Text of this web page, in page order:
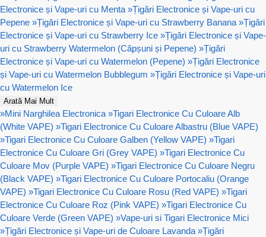
Electronice și Vape-uri cu Menta »Țigări Electronice și Vape-uri cu
Pepene »Țigări Electronice și Vape-uri cu Strawberry Banana »Țigări
Electronice și Vape-uri cu Strawberry Ice »Țigări Electronice și Vape-
uri cu Strawberry Watermelon (Căpșuni și Pepene) »Țigări
Electronice și Vape-uri cu Watermelon (Pepene) »Țigări Electronice
și Vape-uri cu Watermelon Bubblegum »Țigări Electronice și Vape-uri
cu Watermelon Ice
Arată Mai Mult
»Mini Narghilea Electronica »Tigari Electronice Cu Culoare Alb
(White VAPE) »Tigari Electronice Cu Culoare Albastru (Blue VAPE)
»Tigari Electronice Cu Culoare Galben (Yellow VAPE) »Tigari
Electronice Cu Culoare Gri (Grey VAPE) »Tigari Electronice Cu
Culoare Mov (Purple VAPE) »Tigari Electronice Cu Culoare Negru
(Black VAPE) »Tigari Electronice Cu Culoare Portocaliu (Orange
VAPE) »Tigari Electronice Cu Culoare Rosu (Red VAPE) »Tigari
Electronice Cu Culoare Roz (Pink VAPE) »Tigari Electronice Cu
Culoare Verde (Green VAPE) »Vape-uri si Tigari Electronice Mici
»Țigări Electronice și Vape-uri de Culoare Lavanda »Țigări